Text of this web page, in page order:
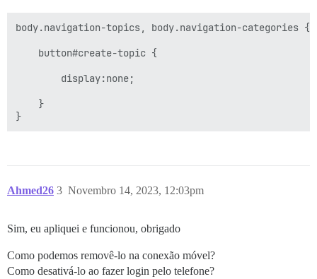
body.navigation-topics, body.navigation-categories {
    button#create-topic {
        display:none;
    }
Ahmed26 Novembro 14, 2023, 12:03pm
3
Sim, eu apliquei e funcionou, obrigado
Como podemos removê-lo na conexão móvel?
Como desativá-lo ao fazer login pelo telefone?